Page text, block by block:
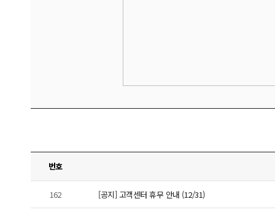
번호
162 [공지] 고객센터 휴무 안내 (12/31)